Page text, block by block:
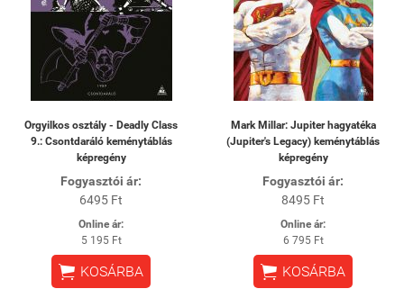
Orgyilkos osztály - Deadly Class
9.: Csontdaráló keménytáblás
képregény
Fogyasztói ár:
6495 Ft
Online ár:
5 195 Ft
 KOSÁRBA
Mark Millar: Jupiter hagyatéka
(Jupiter's Legacy) keménytáblás
képregény
Fogyasztói ár:
8495 Ft
Online ár:
6 795 Ft
 KOSÁRBA